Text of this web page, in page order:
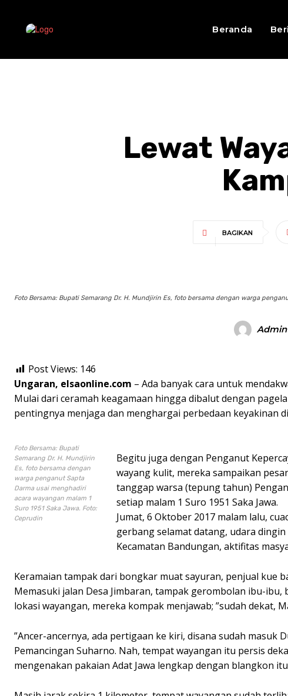
Beranda
Lewat
BAGIKAN
Foto Bersama: Bupati Semarang Dr. H. Mundjirin Es, foto bersama dengan warga
Admin
Post Views: 146
Ungaran, elsaonline.com – Ada banyak cara untuk
Mulai dari ceramah keagamaan hingga dibalut dengan
pentingnya menjaga dan menghargai perbedaan keyakinan
Foto Bersama: Bupati
Semarang Dr. H. Mundjirin
Es, foto bersama dengan
warga penganut Sapta
Darma usai menghadiri
acara wayangan malam 1
Suro 1951 Saka Jawa. Foto:
Ceprudin
Begitu juga dengan Penganut
wayang kulit, mereka sampaikan
tanggap warsa (tepung tahun)
setiap malam 1 Suro 1951 Saka Jawa.
Jumat, 6 Oktober 2017 malam lalu,
gerbang selamat datang, udara dingin
Kecamatan Bandungan, aktifitas
Keramaian tampak dari bongkar muat sayuran, penjual kue
Memasuki jalan Desa Jimbaran, tampak gerombolan ibu-
lokasi wayangan, mereka kompak menjawab; ”sudah dekat,
”Ancer-ancernya, ada pertigaan ke kiri, disana sudah masuk
Pemancingan Suharno. Nah, tempat wayangan itu persis
mengenakan pakaian Adat Jawa lengkap dengan blangkon